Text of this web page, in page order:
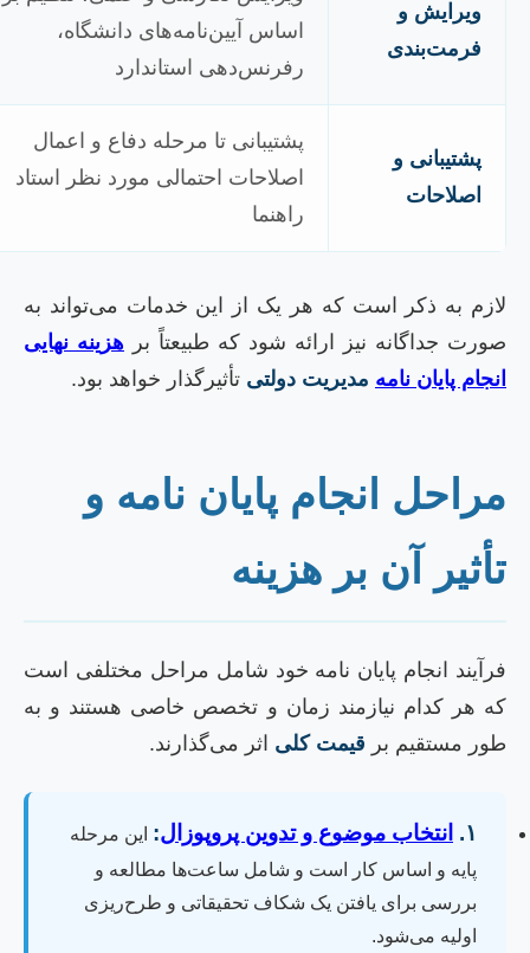
ویرایش و
فرمت‌بندی
اساس آیین‌نامه‌های دانشگاه،
رفرنس‌دهی استاندارد
پشتیبانی و
اصلاحات
پشتیبانی تا مرحله دفاع و اعمال
اصلاحات احتمالی مورد نظر استاد
راهنما
به ذکر است که هر یک از این خدمات می‌تواند به
جداگانه نیز ارائه شود که طبیعتاً بر هزینه نهایی
پایان نامهمدیریت دولتیتأثیرگذار خواهد بود.
انجام پایان نامه و
آن بر هزینه
انجام پایان نامه خود شامل مراحل مختلفی است
هر کدام نیازمند زمان و تخصص خاصی هستند و به
مستقیم بر قیمت کلیاثر می‌گذارند.
انتخاب موضوع و تدوین پروپوزال
این مرحله
پایه و اساس کار است و شامل ساعت‌ها مطالعه و
بررسی برای یافتن یک شکاف تحقیقاتی و طرح‌ریزی
اولیه می‌شود.